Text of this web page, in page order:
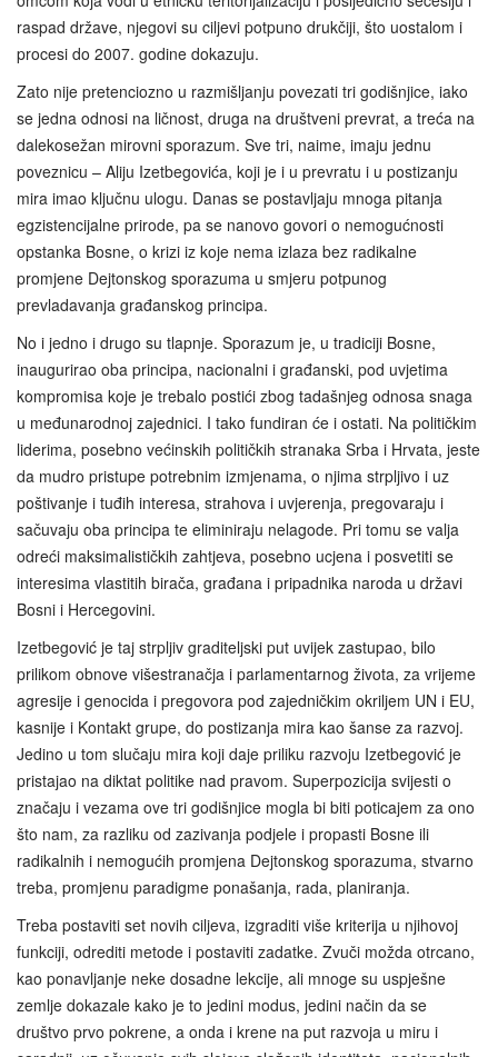
raspad države, njegovi su ciljevi potpuno drukčiji, što uostalom i
procesi do 2007. godine dokazuju.
Zato nije pretenciozno u razmišljanju povezati tri godišnjice, iako
se jedna odnosi na ličnost, druga na društveni prevrat, a treća na
dalekosežan mirovni sporazum. Sve tri, naime, imaju jednu
poveznicu – Aliju Izetbegovića, koji je i u prevratu i u postizanju
mira imao ključnu ulogu. Danas se postavljaju mnoga pitanja
egzistencijalne prirode, pa se nanovo govori o nemogućnosti
opstanka Bosne, o krizi iz koje nema izlaza bez radikalne
promjene Dejtonskog sporazuma u smjeru potpunog
prevladavanja građanskog principa.
No i jedno i drugo su tlapnje. Sporazum je, u tradiciji Bosne,
inaugurirao oba principa, nacionalni i građanski, pod uvjetima
kompromisa koje je trebalo postići zbog tadašnjeg odnosa snaga
u međunarodnoj zajednici. I tako fundiran će i ostati. Na političkim
liderima, posebno većinskih političkih stranaka Srba i Hrvata, jeste
da mudro pristupe potrebnim izmjenama, o njima strpljivo i uz
poštivanje i tuđih interesa, strahova i uvjerenja, pregovaraju i
sačuvaju oba principa te eliminiraju nelagode. Pri tomu se valja
odreći maksimalističkih zahtjeva, posebno ucjena i posvetiti se
interesima vlastitih birača, građana i pripadnika naroda u državi
Bosni i Hercegovini.
Izetbegović je taj strpljiv graditeljski put uvijek zastupao, bilo
prilikom obnove višestranačja i parlamentarnog života, za vrijeme
agresije i genocida i pregovora pod zajedničkim okriljem UN i EU,
kasnije i Kontakt grupe, do postizanja mira kao šanse za razvoj.
Jedino u tom slučaju mira koji daje priliku razvoju Izetbegović je
pristajao na diktat politike nad pravom. Superpozicija svijesti o
značaju i vezama ove tri godišnjice mogla bi biti poticajem za ono
što nam, za razliku od zazivanja podjele i propasti Bosne ili
radikalnih i nemogućih promjena Dejtonskog sporazuma, stvarno
treba, promjenu paradigme ponašanja, rada, planiranja.
Treba postaviti set novih ciljeva, izgraditi više kriterija u njihovoj
funkciji, odrediti metode i postaviti zadatke. Zvuči možda otrcano,
kao ponavljanje neke dosadne lekcije, ali mnoge su uspješne
zemlje dokazale kako je to jedini modus, jedini način da se
društvo prvo pokrene, a onda i krene na put razvoja u miru i